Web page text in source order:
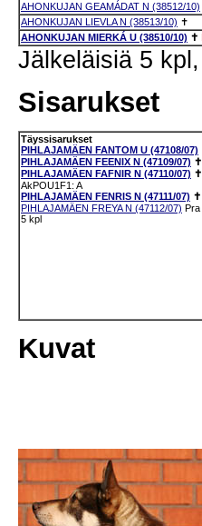
AHONKUJAN GEAMÁDAT N (38512/10)
AHONKUJAN LIEVLA N (38513/10) ✝
AHONKUJAN MIERKÁ U (38510/10) ✝
Jälkeläisiä 5
Sisarukset
Täyssisarukset
PIHLAJAMÄEN FANTOM U (47108/07)
PIHLAJAMÄEN FEENIX N (47109/07) ✝
PIHLAJAMÄEN FAFNIR N (47110/07) ✝
AkPOU1F1: A
PIHLAJAMÄEN FENRIS N (47111/07) ✝
PIHLAJAMÄEN FREYA N (47112/07) Pra
5 kpl
Kuvat